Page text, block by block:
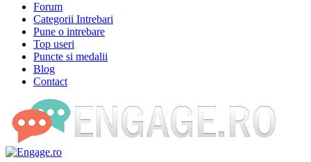
Forum
Categorii Intrebari
Pune o intrebare
Top useri
Puncte si medalii
Blog
Contact